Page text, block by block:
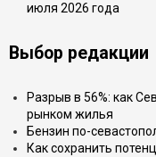
июля 2026 года
Выбор редакции
Разрыв в 56%: как
рынком жилья
Бензин по-
Как сохранить